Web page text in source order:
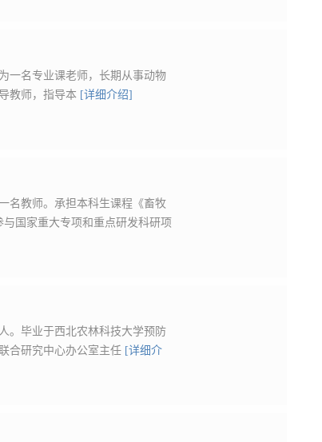
一名专业课老师，长期从事动物
教师，指导本 [详细介绍]
名教师。承担本科生课程《畜牧
国家重大专项和重点研发科研项
。毕业于西北农林科技大学预防
合研究中心办公室主任 [详细介